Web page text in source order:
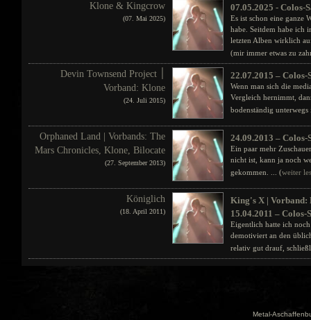
Klone & Kingcrow
(07. Mai 2025)
07.05.2025 - Colos-
Es ist schon eine ganze
habe. Seitdem habe ich
letzten Alben wirklich
(mir immer etwas zu
Devin Townsend Project ׀
Vorband: Klone
(24. Juli 2015)
22.07.2015 –
Wenn man sich die
Vergleich hernimmt,
bodenständig
Orphaned Land | Vorbands: The
Mars Chronicles, Klone, Bilocate
(27. September 2013)
24.09.2013 –
Ein paar mehr
nicht ist, kann ja noch
gekommen. ... (weiter
Königlich
(18. April 2011)
King's X | Vorband:
15.04.2011 –
Eigentlich hatte ich
demotiviert an den
relativ gut drauf,
Metal-